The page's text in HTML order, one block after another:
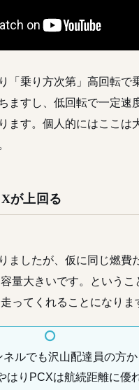
「乗り方次第」高回転で
ますし、低回転で一定速
ます。個人的にはここは
が上回る
ましたが、仮に同じ燃費
量大きいです。というこ
ってくれることになりま
ネルでも沢山配達員の方
はりPCXは航続距離に優